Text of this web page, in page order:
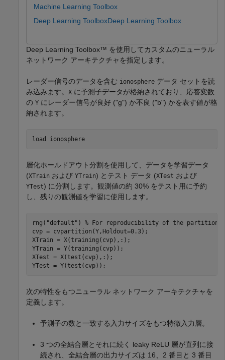
Machine Learning Toolbox
Deep Learning ToolboxDeep Learning Toolbox
Deep Learning Toolbox™ を使用してカスタムのニューラル
ネットワーク アーキテクチャを指定します。
レーダー信号のデータを含む ionosphere データ セットを読
み込みます。 X に予測子データが格納されており、応答変数
の Y にレーダー信号が良好 ("g") か不良 ("b") かを表す値が格
納されます。
load ionosphere
層化ホールドアウト分割を使用して、データを学習データ
(XTrain および YTrain) とテスト データ (XTest および
YTest) に分割します。観測値の約 30% をテスト用に予約
し、残りの観測値を学習に使用します。
rng( "default" ) % For reproducibility of the partition
cvp = cvpartition(Y,Holdout=0.3);
XTrain = X(training(cvp),:);
YTrain = Y(training(cvp));
XTest = X(test(cvp),:);
YTest = Y(test(cvp));
次の特性をもつニューラル ネットワーク アーキテクチャを
定義します。
予測子の数と一致する入力サイズをもつ特徴入力層。
3 つの全結合層とそれに続く leaky ReLU 層が直列に接
続され、全結合層の出力サイズは 16、2 番目と 3 番目